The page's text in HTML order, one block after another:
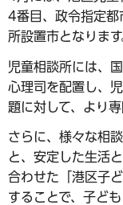
4番目、政令指定都
所設置市となります
児童相談所には、
心理司を配置し、
題に対して、より
さらに、様々な相
と、安定した生活
合わせた「港区子
することで、子ど